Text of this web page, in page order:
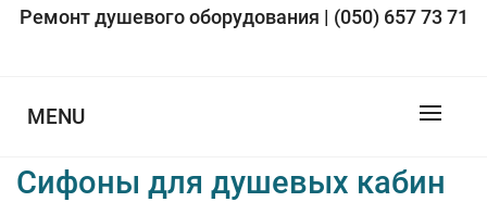
Ремонт душевого оборудования | (050) 657 73 71
MENU
Сифоны для душевых кабин